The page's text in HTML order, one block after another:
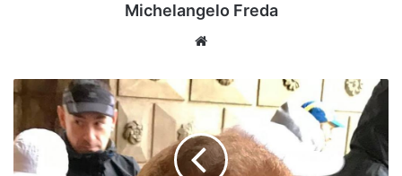
Michelangelo Freda
Atletica
-
Addio
a
Vito